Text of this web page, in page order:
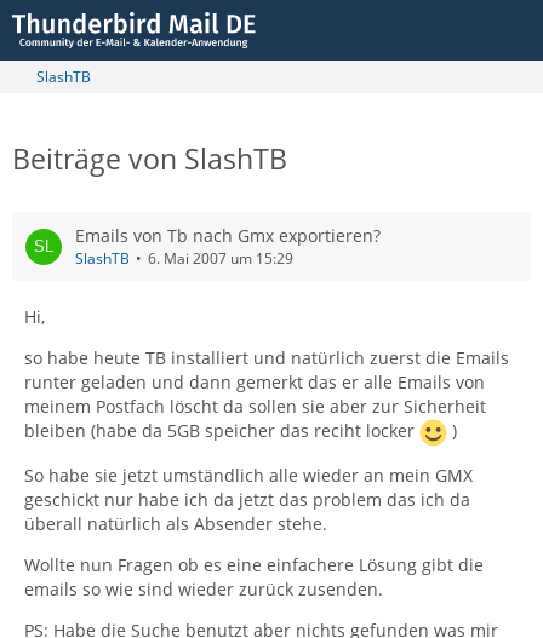
SlashTB
Beiträge von SlashTB
Emails von Tb nach Gmx exportieren?
SlashTB 6. Mai 2007 um 15:29
Hi,
so habe heute TB installiert und natürlich zuerst die Emails
runter geladen und dann gemerkt das er alle Emails von
meinem Postfach löscht da sollen sie aber zur Sicherheit
bleiben (habe da 5GB speicher das reciht locker
)
So habe sie jetzt umständlich alle wieder an mein GMX
geschickt nur habe ich da jetzt das problem das ich da
überall natürlich als Absender stehe.
Wollte nun Fragen ob es eine einfachere Lösung gibt die
emails so wie sind wieder zurück zusenden.
PS: Habe die Suche benutzt aber nichts gefunden was mir